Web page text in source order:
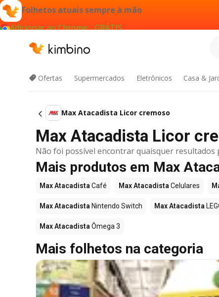
Folhetos atuais sempre à mão
Adicionar ao Chrome - GRÁTIS
Ofertas Supermercados Eletrônicos Casa &
Max Atacadista Licor cremoso
Max Atacadista Licor
Não foi possível encontrar quaisquer resultados
Mais produtos em Max
Max Atacadista Café Max Atacadista Celulares
Max Atacadista Nintendo Switch Max Atacadista
Max Atacadista Ômega 3
Mais folhetos na categoria